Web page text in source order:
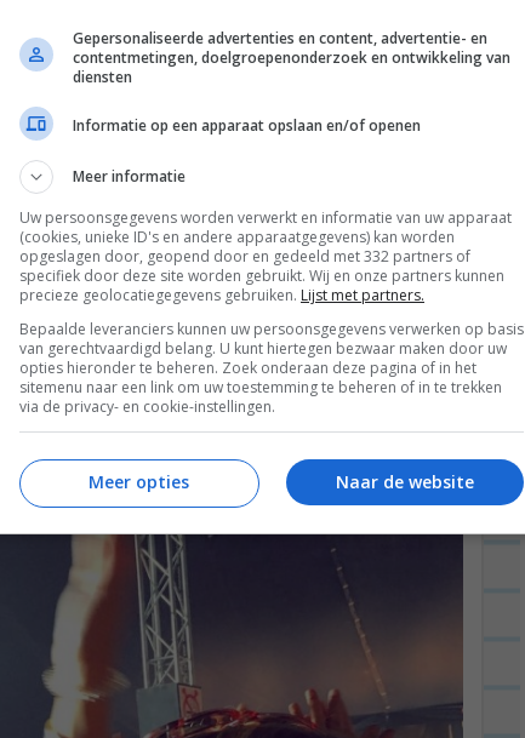
houden met de voorbereidingen voor
dit is een website die eigenlijk alles voor het
extra services. Handig! Hoeven we ons daar
een campingplek geregeld, twee tickets voor
Sziget trein die in Amersfoort vertrekt en al
een after festival retreat georganiseerd (ik
Maar er moeten meer voorbereidingen
naar zo’n 7-daags festival?
Gepersonaliseerde advertenties en content, advertentie- en
contentmetingen, doelgroepenonderzoek en ontwikkeling van
diensten
Informatie op een apparaat opslaan en/of openen
Meer informatie
Uw persoonsgegevens worden verwerkt en informatie van uw apparaat
(cookies, unieke ID's en andere apparaatgegevens) kan worden
opgeslagen door, geopend door en gedeeld met 332 partners of
specifiek door deze site worden gebruikt. Wij en onze partners kunnen
precieze geolocatiegegevens gebruiken. Lijst met partners.
Bepaalde leveranciers kunnen uw persoonsgegevens verwerken op basis
van gerechtvaardigd belang. U kunt hiertegen bezwaar maken door uw
opties hieronder te beheren. Zoek onderaan deze pagina of in het
sitemenu naar een link om uw toestemming te beheren of in te trekken
via de privacy- en cookie-instellingen.
Naar de website
Meer opties